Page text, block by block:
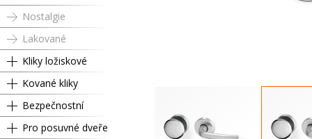
Nostalgie
Lakované
Kliky ložiskové
Kované kliky
Bezpečnostní
Pro posuvné dveře